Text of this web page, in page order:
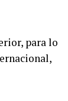
para lo